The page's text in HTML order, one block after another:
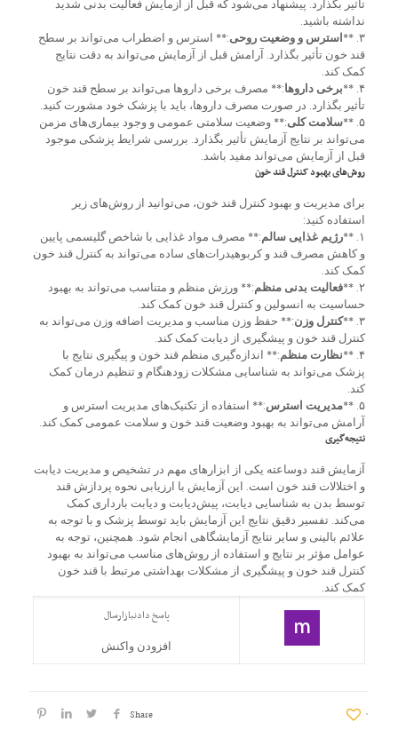
تأثیر بگذارد. پیشنهاد می‌شود که قبل از آزمایش فعالیت بدنی شدید
نداشته باشید.
۳. **
استرس و وضعیت روحی:** استرس و اضطراب می‌تواند بر سطح
قند خون تأثیر بگذارد. آرامش قبل از آزمایش می‌تواند به دقت نتایج
کمک کند.
۴. **
برخی داروها:** مصرف برخی داروها می‌تواند بر سطح قند خون
تأثیر بگذارد. در صورت مصرف داروها، باید با پزشک خود مشورت کنید.
۵. **
سلامت کلی:** وضعیت سلامتی عمومی و وجود بیماری‌های مزمن
می‌تواند بر نتایج آزمایش تأثیر بگذارد. بررسی شرایط پزشکی موجود
قبل از آزمایش می‌تواند مفید باشد.
روش‌های بهبود کنترل قند خون
برای مدیریت و بهبود کنترل قند خون، می‌توانید از روش‌های زیر
استفاده کنید:
۱. **
رژیم غذایی سالم:** مصرف مواد غذایی با شاخص گلیسمی پایین
و کاهش مصرف قند و کربوهیدرات‌های ساده می‌تواند به کنترل قند خون
کمک کند.
۲. **
فعالیت بدنی منظم:** ورزش منظم و متناسب می‌تواند به بهبود
حساسیت به انسولین و کنترل قند خون کمک کند.
۳. **
کنترل وزن:** حفظ وزن مناسب و مدیریت اضافه وزن می‌تواند به
کنترل قند خون و پیشگیری از دیابت کمک کند.
۴. **
نظارت منظم:** اندازه‌گیری منظم قند خون و پیگیری نتایج با
پزشک می‌تواند به شناسایی مشکلات زودهنگام و تنظیم درمان کمک
کند.
۵. **
مدیریت استرس:** استفاده از تکنیک‌های مدیریت استرس و
آرامش می‌تواند به بهبود وضعیت قند خون و سلامت عمومی کمک کند.
نتیجه‌گیری
آزمایش قند دوساعته یکی از ابزارهای مهم در تشخیص و مدیریت دیابت
و اختلالات قند خون است. این آزمایش با ارزیابی نحوه پردازش قند
توسط بدن به شناسایی دیابت، پیش‌دیابت و دیابت بارداری کمک
می‌کند. تفسیر دقیق نتایج این آزمایش باید توسط پزشک و با توجه به
علائم بالینی و سایر نتایج آزمایشگاهی انجام شود. همچنین، توجه به
عوامل مؤثر بر نتایج و استفاده از روش‌های مناسب می‌تواند به بهبود
کنترل قند خون و پیشگیری از مشکلات بهداشتی مرتبط با قند خون
کمک کند.
پاسخ دادنبازارسال
افزودن واکنش
Share ۰